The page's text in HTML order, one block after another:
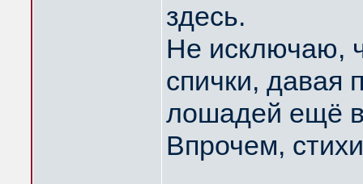
здесь.
Не исключаю,
спички, давая
лошадей ещё
Впрочем,